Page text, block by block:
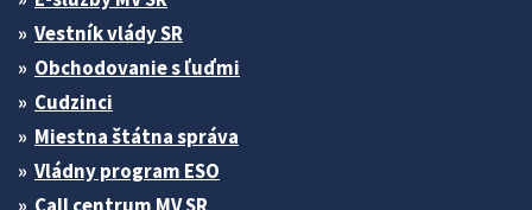
Vestník vlády SR
Obchodovanie s ľuďmi
Cudzinci
Miestna štátna správa
Vládny program ESO